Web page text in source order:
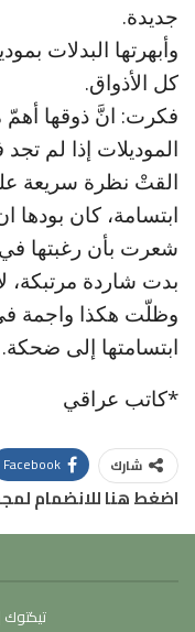
جديدة.
وأبهرتها البدلات
كل الأذواق.
فكرت: انَّ ذوقها أهمّ
الموديلات إذا لم تجد
القتْ نظرة سريعة
ابتسامة، كان بودها
شعرت بأن رغبتها في
بدت شاردة مرتبكة،
وظلّت هكذا واجمة
ابتسامتها إلى ضحكة.
*كاتب عراقي
شارك Facebook
اضغط هنا للانضمام
تيكتوك